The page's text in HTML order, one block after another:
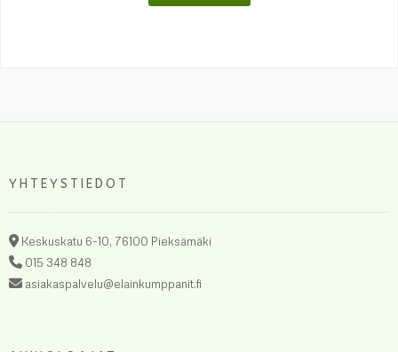
YHTEYSTIEDOT
Keskuskatu 6-10, 76100 Pieksämäki
015 348 848
asiakaspalvelu@elainkumppanit.fi